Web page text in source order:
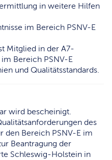
in weitere Hilfen
im Bereich PSNV-E
Mitglied in der A7-
Bereich PSNV-E
und Qualitätsstandards.
wird bescheinigt.
des
den Bereich PSNV-E im
Beantragung der
Schleswig-Holstein in